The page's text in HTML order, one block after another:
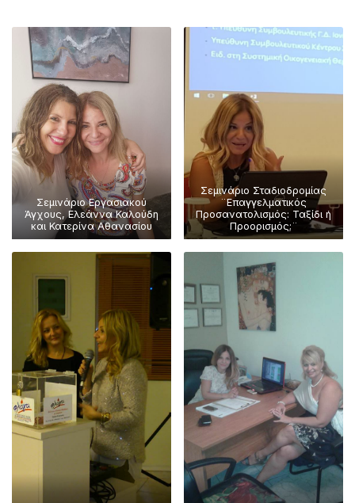
Σεμινάριο Εργασιακού
Άγχους, Ελεάννα Καλούδη
και Κατερίνα Αθανασίου
Σεμινάριο Σταδιοδρομίας
¨Επαγγελματικός
Προσανατολισμός: Ταξίδι ή
Προορισμός;¨